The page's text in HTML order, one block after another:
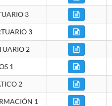
3
3
2
1
2
1